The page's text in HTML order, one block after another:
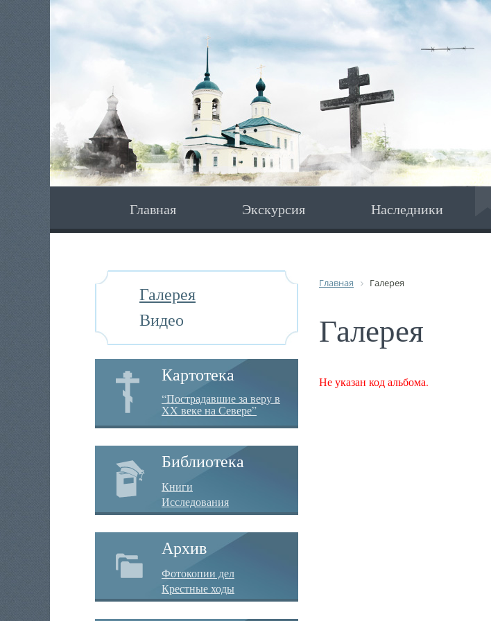
Главная Экскурсия Наследники
Галерея
Видео
Картотека
“Пострадавшие за веру в
XX веке на Севере”
Библиотека
Книги
Исследования
Архив
Фотокопии дел
Крестные ходы
Главная Галерея
Галерея
Не указан код альбома.